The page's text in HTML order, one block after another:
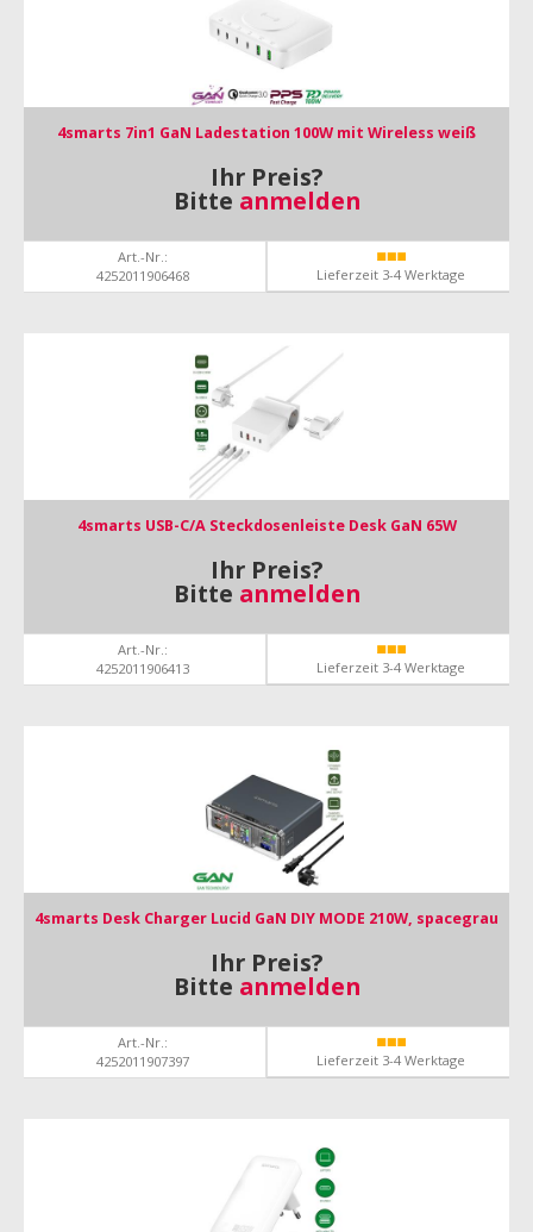
4smarts 7in1 GaN Ladestation 100W mit Wireless weiß
Ihr Preis?
Bitte anmelden
Art.-Nr.:
4252011906468
Lieferzeit 3-4 Werktage
4smarts USB-C/A Steckdosenleiste Desk GaN 65W
Ihr Preis?
Bitte anmelden
Art.-Nr.:
4252011906413
Lieferzeit 3-4 Werktage
4smarts Desk Charger Lucid GaN DIY MODE 210W, spacegrau
Ihr Preis?
Bitte anmelden
Art.-Nr.:
4252011907397
Lieferzeit 3-4 Werktage